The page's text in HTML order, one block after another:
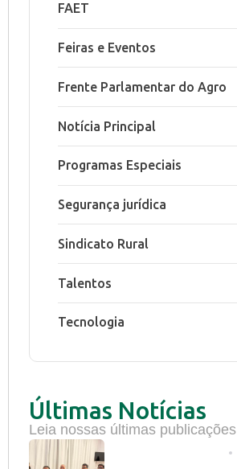
FAET
Feiras e Eventos
Frente Parlamentar do Agro
Notícia Principal
Programas Especiais
Segurança jurídica
Sindicato Rural
Talentos
Tecnologia
Últimas Notícias
Leia nossas últimas publicações